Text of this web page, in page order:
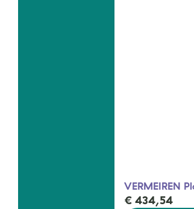
VERMEIREN
€ 434,54